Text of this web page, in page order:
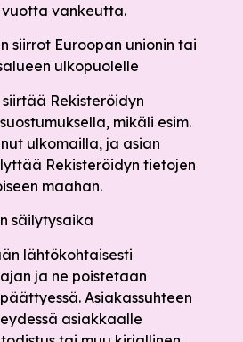
vankeutta.
siirrot Euroopan unionin tai
ulkopuolelle
Rekisteröidyn
mikäli esim.
ulkomailla, ja asian
Rekisteröidyn tietojen
maahan.
säilytysaika
lähtökohtaisesti
ja ne poistetaan
Asiakassuhteen
asiakkaalle